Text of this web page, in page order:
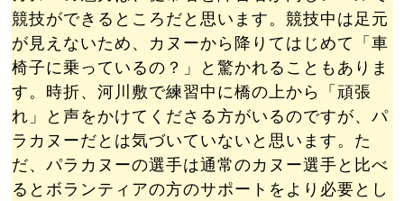
競技ができるところだと思います。競技中は足元
が見えないため、カヌーから降りてはじめて「車
椅子に乗っているの？」と驚かれることもありま
す。時折、河川敷で練習中に橋の上から「頑張
れ」と声をかけてくださる方がいるのですが、パ
ラカヌーだとは気づいていないと思います。た
だ、パラカヌーの選手は通常のカヌー選手と比べ
るとボランティアの方のサポートをより必要とし